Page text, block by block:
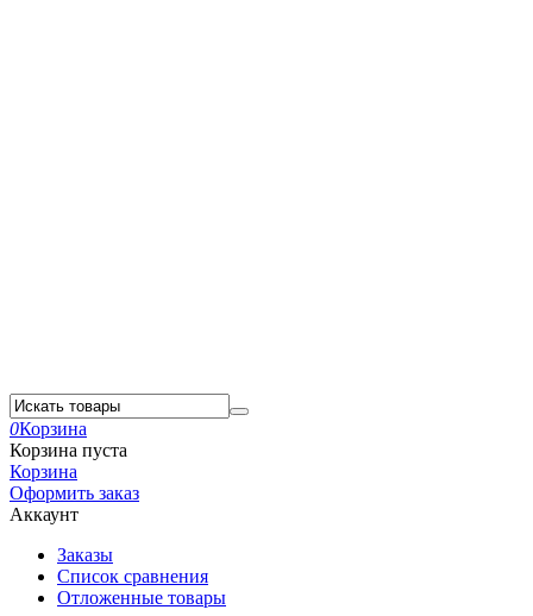
0Корзина
Корзина пуста
Корзина
Оформить заказ
Аккаунт
Заказы
Список сравнения
Отложенные товары